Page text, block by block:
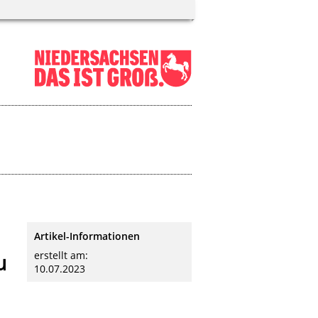
Artikel-Informationen
erstellt am:
10.07.2023